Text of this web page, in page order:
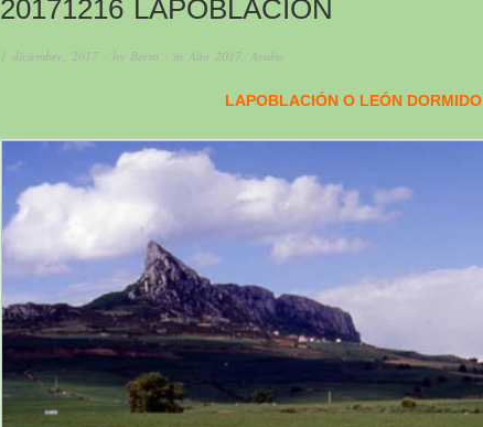
20171216 LAPOBLACIÓN
1 diciembre, 2017 · by Berni · in Año 2017 Araba
LAPOBLACIÓN O LEÓN DORMIDO